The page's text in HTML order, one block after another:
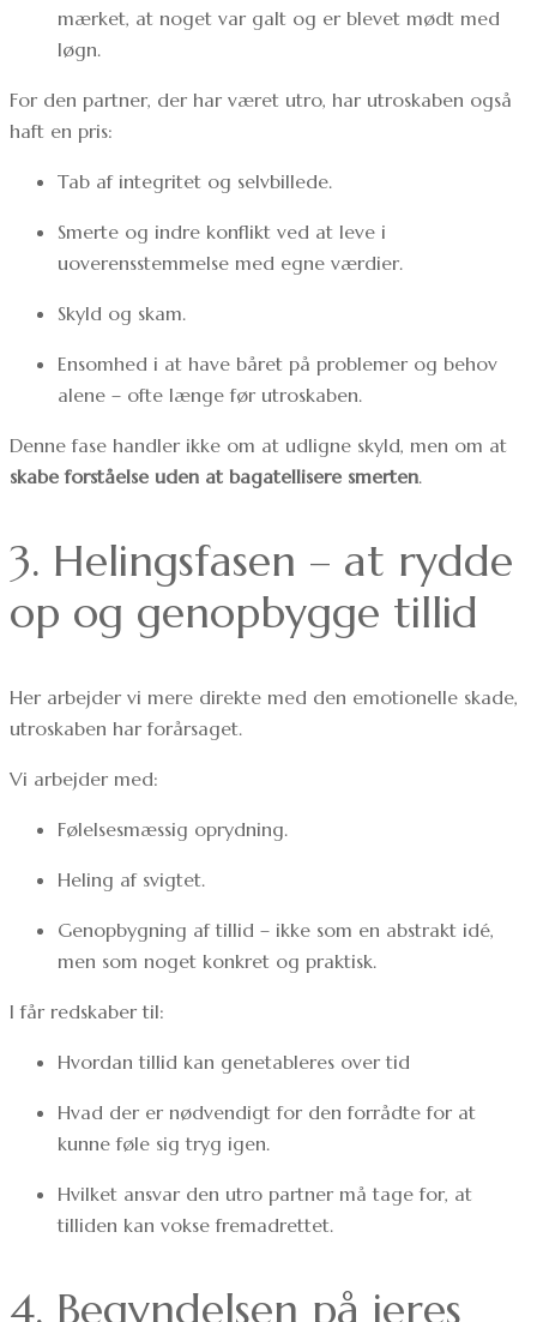
mærket, at noget var galt og er blevet mødt med
løgn.
For den partner, der har været utro, har utroskaben også
haft en pris:
Tab af integritet og selvbillede.
Smerte og indre konflikt ved at leve i
uoverensstemmelse med egne værdier.
Skyld og skam.
Ensomhed i at have båret på problemer og behov
alene – ofte længe før utroskaben.
Denne fase handler ikke om at udligne skyld, men om at
skabe forståelse uden at bagatellisere smerten.
3. Helingsfasen – at rydde
op og genopbygge tillid
Her arbejder vi mere direkte med den emotionelle skade,
utroskaben har forårsaget.
Vi arbejder med:
Følelsesmæssig oprydning.
Heling af svigtet.
Genopbygning af tillid – ikke som en abstrakt idé,
men som noget konkret og praktisk.
I får redskaber til:
Hvordan tillid kan genetableres over tid
Hvad der er nødvendigt for den forrådte for at
kunne føle sig tryg igen.
Hvilket ansvar den utro partner må tage for, at
tilliden kan vokse fremadrettet.
4. Begyndelsen på jeres